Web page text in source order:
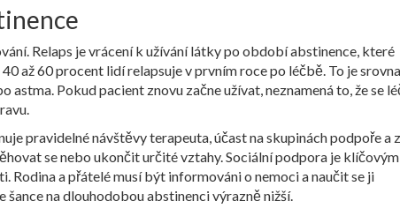
Relaps jevrácení k užívání látky po období abstinence, které
až 60 procent lidí relapsuje v prvním roce po léčbě. To je
Pokud pacient znovu začne užívat, neznamená to, že se
pravidelné návštěvy terapeuta, účast na skupinách podpoře a
se nebo ukončit určité vztahy.Sociální podpora je klíčovým
. Rodina a přátelé musí být informováni o nemoci a naučit se ji
na dlouhodobou abstinenci výrazně nižší.